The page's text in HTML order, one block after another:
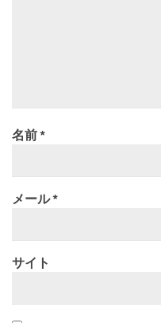
名前*
メール*
サイト